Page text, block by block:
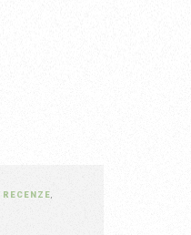
RECENZE,